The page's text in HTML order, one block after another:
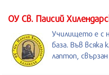
ОУ Св. Паисий
Училището е с
база. Във всяка
лаптоп,